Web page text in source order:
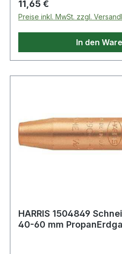
Regulärer Preis:
11,65 €
Preise inkl. MwSt. zzgl.
In den
HARRIS 1504849
40-60 mm